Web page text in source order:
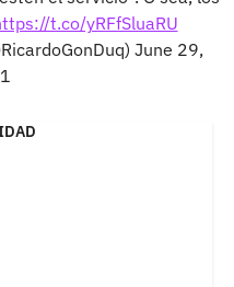
t.co/yRFfSluaRU
June 29,